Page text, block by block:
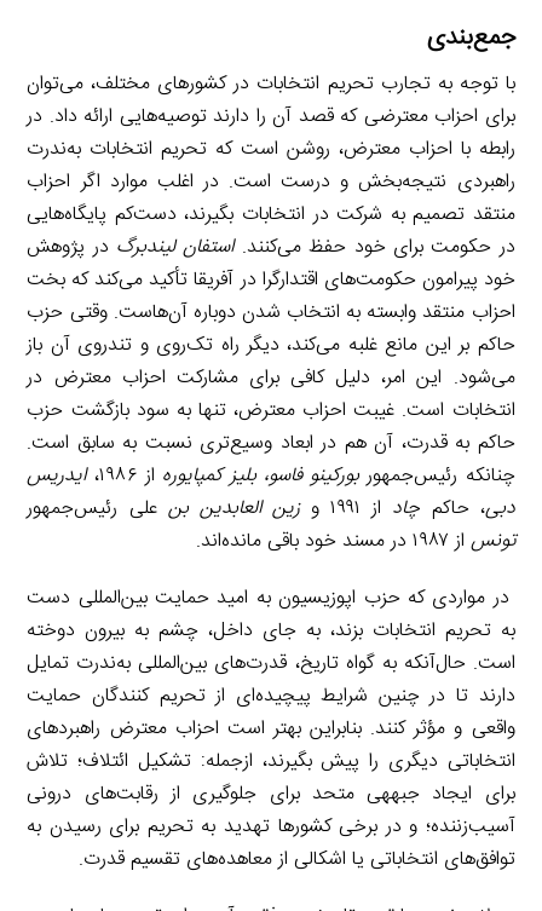
جمع‌بندی
با توجه به تجارب تحریم انتخابات در کشورهای مختلف، می‌توان
برای احزاب معترضی که قصد آن را دارند توصیه‌هایی ارائه داد. در
رابطه با احزاب معترض، روشن است که تحریم انتخابات به‌ندرت
راهبردی نتیجه‌بخش و درست است. در اغلب موارد اگر احزاب
منتقد تصمیم به شرکت در انتخابات بگیرند، دست‌کم پایگاه‌هایی
در حکومت برای خود حفظ می‌کنند. استفان لیندبرگ در پژوهش
خود پیرامون حکومت‌های اقتدارگرا در آفریقا تأکید می‌کند که بخت
احزاب منتقد وابسته به انتخاب شدن دوباره آن‌هاست. وقتی حزب
حاکم بر این مانع غلبه می‌کند، دیگر راه تک‌روی و تندروی آن باز
می‌شود. این امر، دلیل کافی برای مشارکت احزاب معترض در
انتخابات است. غیبت احزاب معترض، تنها به سود بازگشت حزب
حاکم به قدرت، آن هم در ابعاد وسیع‌تری نسبت به سابق است.
چنانکه رئیس‌جمهوربورکینو فاسو، بلیز کمپایوره از ۱۹۸۶،
ایدریس
دبی، حاکم چاد از ۱۹۹۱ و زین العابدین بنعلی رئیس‌جمهور
تونس از ۱۹۸۷ در مسند خود باقی مانده‌اند.
در مواردی که حزب اپوزیسیون به امید حمایت بین‌المللی دست
به تحریم انتخابات بزند، به جای داخل، چشم به بیرون دوخته
است. حال‌آنکه به گواه تاریخ، قدرت‌های بین‌المللی به‌ندرت تمایل
دارند تا در چنین شرایط پیچیده‌ای از تحریم کنندگان حمایت
واقعی و مؤثر کنند. بنابراین بهتر است احزاب معترض راهبردهای
انتخاباتی دیگری را پیش بگیرند، ازجمله: تشکیل ائتلاف؛ تلاش
برای ایجاد جبههی متحد برای جلوگیری از رقابت‌های درونی
آسیب‌زننده؛ و در برخی کشورها تهدید به تحریم برای رسیدن به
توافق‌های انتخاباتی یا اشکالی از معاهده‌های تقسیم قدرت.